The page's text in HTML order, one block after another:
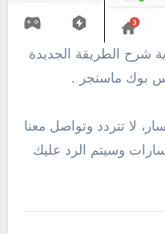
شرح الطريقة الجديدة
بوك ماسنجر .
لا تتردد وتواصل معنا
وسيتم الرد عليك